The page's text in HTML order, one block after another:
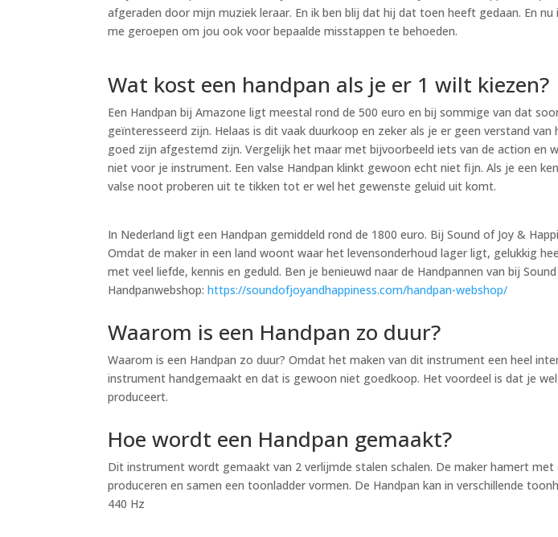
afgeraden door mijn muziek leraar. En ik ben blij dat hij dat toen heeft gedaan. En
me geroepen om jou ook voor bepaalde misstappen te behoeden.
Wat kost een handpan als je er 1 wilt kiezen?
Een Handpan bij Amazone ligt meestal rond de 500 euro en bij sommige van dat
geïnteresseerd zijn. Helaas is dit vaak duurkoop en zeker als je er geen verstand
goed zijn afgestemd zijn. Vergelijk het maar met bijvoorbeeld iets van de action
niet voor je instrument. Een valse Handpan klinkt gewoon echt niet fijn. Als je een
valse noot proberen uit te tikken tot er wel het gewenste geluid uit komt.
In Nederland ligt een Handpan gemiddeld rond de 1800 euro. Bij Sound of Joy &
Omdat de maker in een land woont waar het levensonderhoud lager ligt, gelukkig
met veel liefde, kennis en geduld. Ben je benieuwd naar de Handpannen van bij
Handpanwebshop:https://soundofjoyandhappiness.com/handpan-webshop/
Waarom is een Handpan zo duur?
Waarom is een Handpan zo duur? Omdat het maken van dit instrument een heel
instrument handgemaakt en dat is gewoon niet goedkoop. Het voordeel is dat je
produceert.
Hoe wordt een Handpan gemaakt?
Dit instrument wordt gemaakt van 2 verlijmde stalen schalen. De maker hamert
produceren en samen een toonladder vormen. De Handpan kan in verschillende
440 Hz